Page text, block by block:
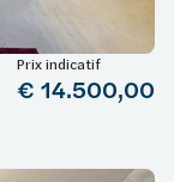
Prix indicatif
€ 14.500,00